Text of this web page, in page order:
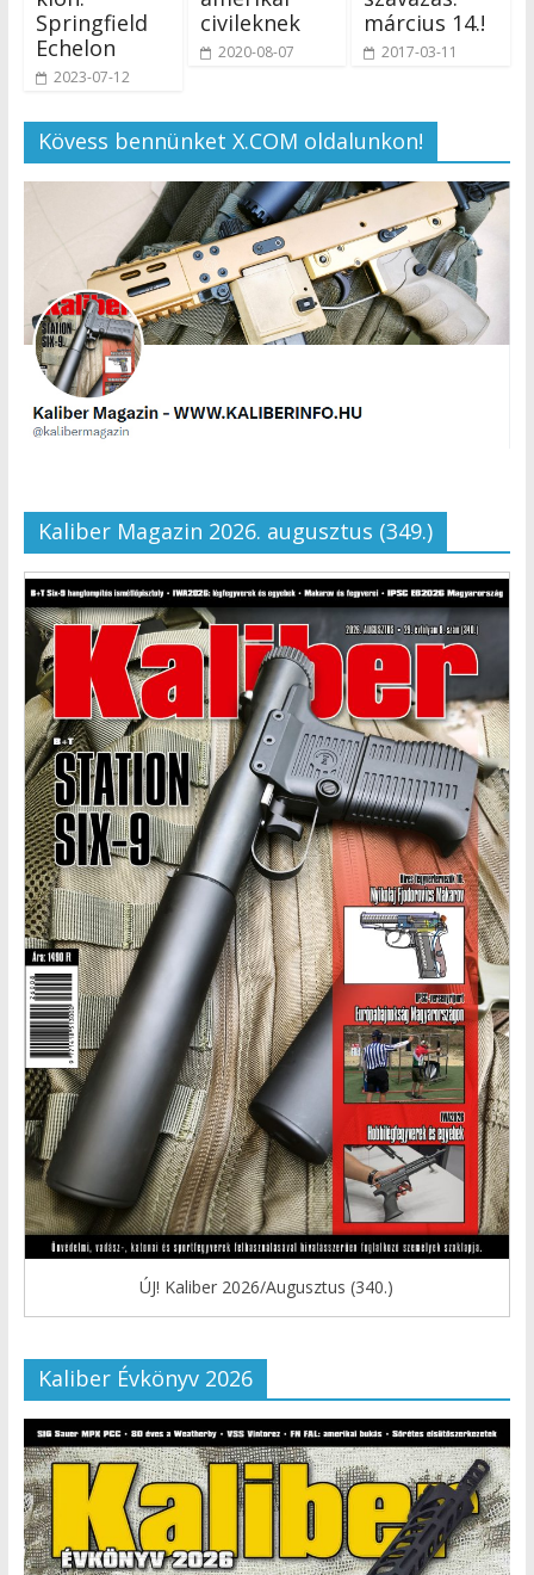
Springfield
Echelon
2023-07-12
civileknek
2020-08-07
március 14.!
2017-03-11
Kövess bennünket X.COM oldalunkon!
Kaliber Magazin 2026. augusztus (349.)
ÚJ! Kaliber 2026/Augusztus (340.)
Kaliber Évkönyv 2026